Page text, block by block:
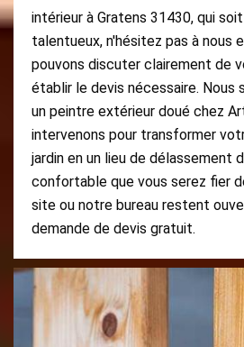
intérieur à Gratens 31430, qui
talentueux, n'hésitez pas à nous
pouvons discuter clairement de
établir le devis nécessaire. Nous
un peintre extérieur doué chez
intervenons pour transformer
jardin en un lieu de délassement
confortable que vous serez fier
site ou notre bureau restent
demande de devis gratuit.